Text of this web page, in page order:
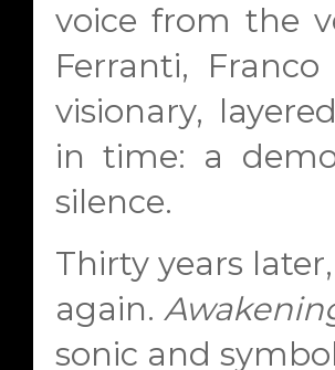
voice from the
Ferranti,
visionary,
in time: a
silence.
Thirty years
again.
sonic and